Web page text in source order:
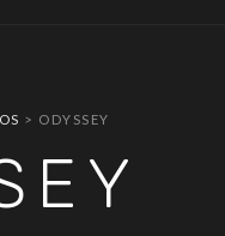
> ODYSSEY